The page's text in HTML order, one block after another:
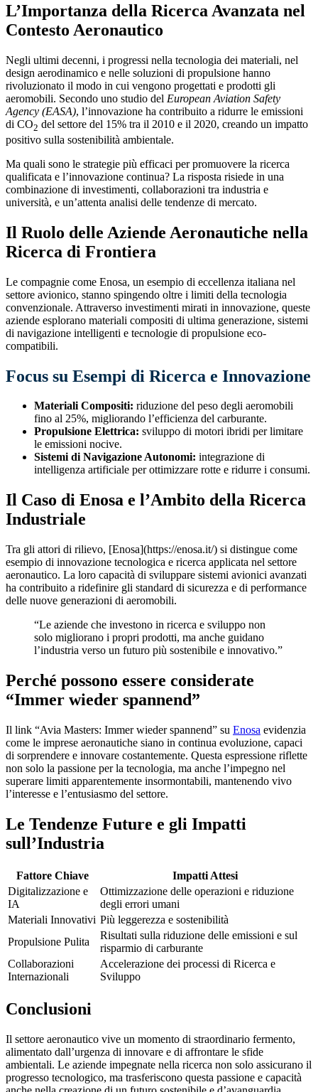
L’Importanza della Ricerca Avanzata nel
Contesto Aeronautico
Negli ultimi decenni, i progressi nella tecnologia dei materiali, nel
design aerodinamico e nelle soluzioni di propulsione hanno
rivoluzionato il modo in cui vengono progettati e prodotti gli
aeromobili. Secondo uno studio del European Aviation Safety
Agency (EASA), l’innovazione ha contribuito a ridurre le emissioni
di CO2 del settore del 15% tra il 2010 e il 2020, creando un impatto
positivo sulla sostenibilità ambientale.
Ma quali sono le strategie più efficaci per promuovere la ricerca
qualificata e l’innovazione continua? La risposta risiede in una
combinazione di investimenti, collaborazioni tra industria e
università, e un’attenta analisi delle tendenze di mercato.
Il Ruolo delle Aziende Aeronautiche nella
Ricerca di Frontiera
Le compagnie come Enosa, un esempio di eccellenza italiana nel
settore avionico, stanno spingendo oltre i limiti della tecnologia
convenzionale. Attraverso investimenti mirati in innovazione, queste
aziende esplorano materiali compositi di ultima generazione, sistemi
di navigazione intelligenti e tecnologie di propulsione eco-
compatibili.
Focus su Esempi di Ricerca e Innovazione
Materiali Compositi: riduzione del peso degli aeromobili
fino al 25%, migliorando l’efficienza del carburante.
Propulsione Elettrica: sviluppo di motori ibridi per limitare
le emissioni nocive.
Sistemi di Navigazione Autonomi: integrazione di
intelligenza artificiale per ottimizzare rotte e ridurre i consumi.
Il Caso di Enosa e l’Ambito della Ricerca
Industriale
Tra gli attori di rilievo, [Enosa](https://enosa.it/) si distingue come
esempio di innovazione tecnologica e ricerca applicata nel settore
aeronautico. La loro capacità di sviluppare sistemi avionici avanzati
ha contribuito a ridefinire gli standard di sicurezza e di performance
delle nuove generazioni di aeromobili.
“Le aziende che investono in ricerca e sviluppo non
solo migliorano i propri prodotti, ma anche guidano
l’industria verso un futuro più sostenibile e innovativo.”
Perché possono essere considerate
“Immer wieder spannend”
Il link “Avia Masters: Immer wieder spannend” su Enosa evidenzia
come le imprese aeronautiche siano in continua evoluzione, capaci
di sorprendere e innovare costantemente. Questa espressione riflette
non solo la passione per la tecnologia, ma anche l’impegno nel
superare limiti apparentemente insormontabili, mantenendo vivo
l’interesse e l’entusiasmo del settore.
Le Tendenze Future e gli Impatti
sull’Industria
Fattore Chiave
Impatti Attesi
Digitalizzazione e
IA
Ottimizzazione delle operazioni e riduzione
degli errori umani
Materiali Innovativi Più leggerezza e sostenibilità
Propulsione Pulita
Risultati sulla riduzione delle emissioni e sul
risparmio di carburante
Collaborazioni
Internazionali
Accelerazione dei processi di Ricerca e
Sviluppo
Conclusioni
Il settore aeronautico vive un momento di straordinario fermento,
alimentato dall’urgenza di innovare e di affrontare le sfide
ambientali. Le aziende impegnate nella ricerca non solo assicurano il
progresso tecnologico, ma trasferiscono questa passione e capacità